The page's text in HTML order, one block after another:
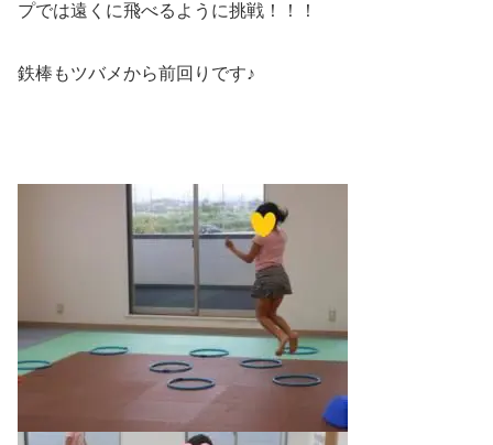
プでは遠くに飛べるように挑戦！！！
鉄棒もツバメから前回りです♪